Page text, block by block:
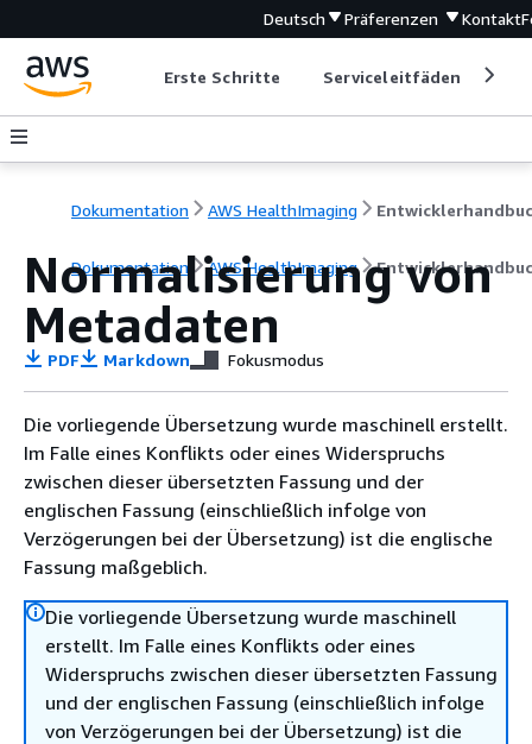
Deutsch Präferenzen Kontakt
Erste Schritte Serviceleitfäden
Dokumentation AWS HealthImaging
Dokumentation AWS HealthImaging
Normalisierung von
Metadaten
PDF Markdown Fokusmodus
Die vorliegende Übersetzung wurde maschinell erstellt.
Im Falle eines Konflikts oder eines Widerspruchs
zwischen dieser übersetzten Fassung und der
englischen Fassung (einschließlich infolge von
Verzögerungen bei der Übersetzung) ist die englische
Fassung maßgeblich.
Die vorliegende Übersetzung wurde maschinell
erstellt. Im Falle eines Konflikts oder eines
Widerspruchs zwischen dieser übersetzten Fassung
und der englischen Fassung (einschließlich infolge
von Verzögerungen bei der Übersetzung) ist die